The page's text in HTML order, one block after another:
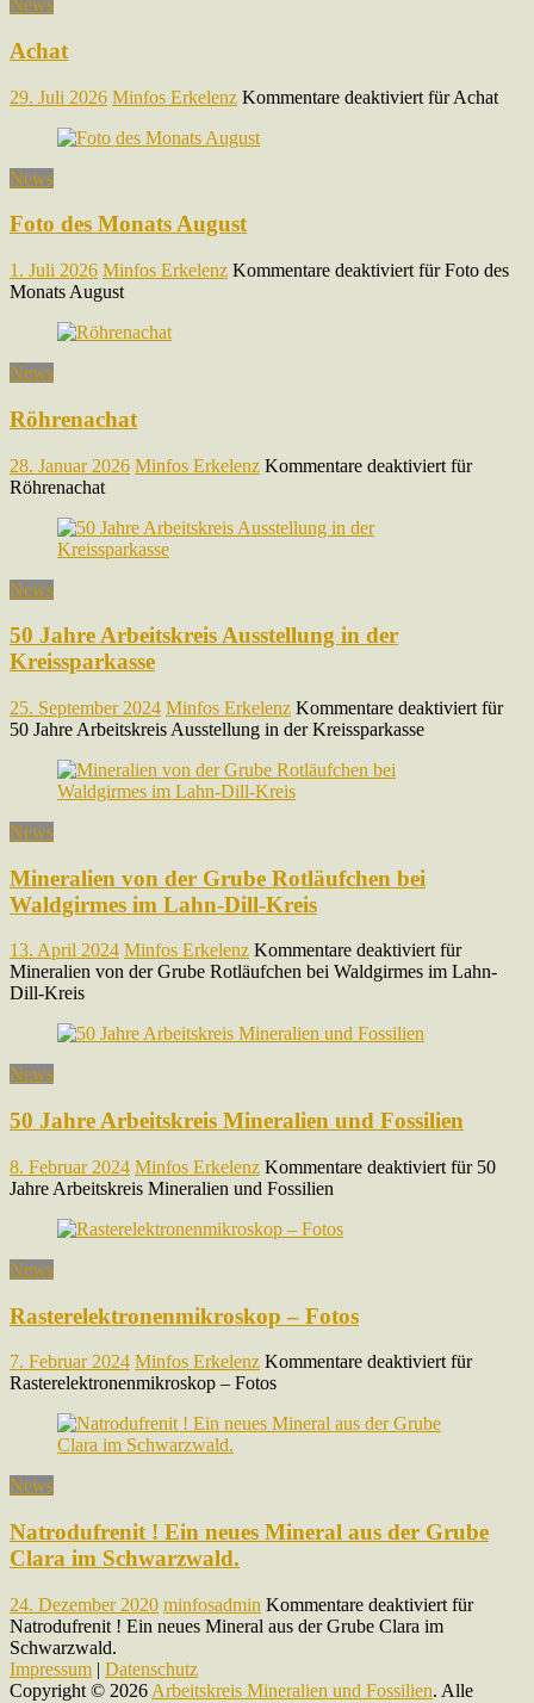
News
Achat
29. Juli 2026 Minfos Erkelenz Kommentare deaktiviert für Achat
News
Foto des Monats August
1. Juli 2026 Minfos Erkelenz Kommentare deaktiviert für Foto des
Monats August
News
Röhrenachat
28. Januar 2026 Minfos Erkelenz Kommentare deaktiviert für
Röhrenachat
News
50 Jahre Arbeitskreis Ausstellung in der
Kreissparkasse
25. September 2024 Minfos Erkelenz Kommentare deaktiviert für
50 Jahre Arbeitskreis Ausstellung in der Kreissparkasse
News
Mineralien von der Grube Rotläufchen bei
Waldgirmes im Lahn-Dill-Kreis
13. April 2024 Minfos Erkelenz Kommentare deaktiviertfür
Mineralien von der Grube Rotläufchen bei Waldgirmes im Lahn-
Dill-Kreis
News
50 Jahre Arbeitskreis Mineralien und Fossilien
8. Februar 2024 Minfos Erkelenz Kommentare deaktiviert für 50
Jahre Arbeitskreis Mineralien und Fossilien
News
Rasterelektronenmikroskop – Fotos
7. Februar 2024 Minfos Erkelenz Kommentare deaktiviert für
Rasterelektronenmikroskop – Fotos
News
Natrodufrenit ! Ein neues Mineral aus der Grube
Clara im Schwarzwald.
24. Dezember 2020 minfosadmin Kommentare deaktiviert für
Natrodufrenit ! Ein neues Mineral aus der Grube Clara im
Schwarzwald.
Impressum | Datenschutz
Copyright © 2026 Arbeitskreis Mineralien und Fossilien. Alle